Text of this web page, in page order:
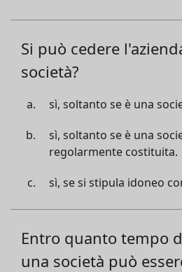
Si può cedere
società?
sì, soltanto se è una
sì, soltanto se è una
regolarmente costituita.
sì, se si stipula idoneo
Entro quanto tempo
una società può